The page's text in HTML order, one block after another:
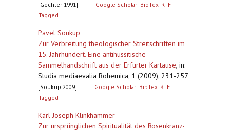
[Gechter 1991] Google Scholar BibTex RTF
Tagged
Pavel Soukup
Zur Verbreitung theologischer Streitschriften im
15. Jahrhundert. Eine antihussitische
Sammelhandschrift aus der Erfurter Kartause, in:
Studia mediaevalia Bohemica, 1 (2009), 231-257
[Soukup 2009] Google Scholar BibTex RTF
Tagged
Karl Joseph Klinkhammer
Zur ursprünglichen Spiritualität des Rosenkranz-